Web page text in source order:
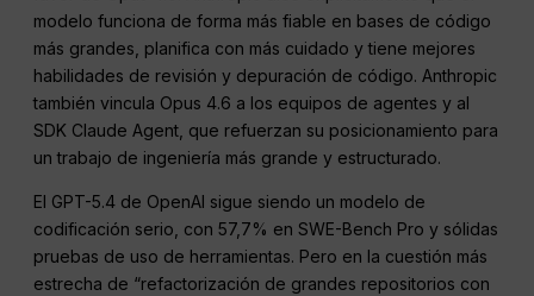
modelo funciona de forma más fiable en bases de código
más grandes, planifica con más cuidado y tiene mejores
habilidades de revisión y depuración de código. Anthropic
también vincula Opus 4.6 a los equipos de agentes y al
SDK Claude Agent, que refuerzan su posicionamiento para
un trabajo de ingeniería más grande y estructurado.
El GPT-5.4 de OpenAI sigue siendo un modelo de
codificación serio, con 57,7% en SWE-Bench Pro y sólidas
pruebas de uso de herramientas. Pero en la cuestión más
estrecha de “refactorización de grandes repositorios con